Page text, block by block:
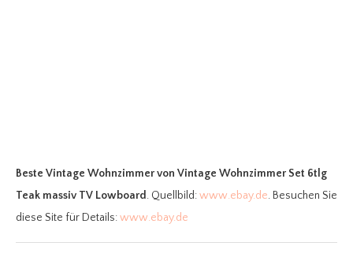
Beste Vintage Wohnzimmervon Vintage Wohnzimmer Set 6tlg
Teak massiv TV Lowboard. Quellbild:www.ebay.de. Besuchen Sie
diese Site für Details:www.ebay.de